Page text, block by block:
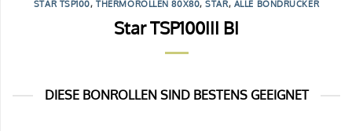
STAR TSP100,THERMOROLLEN 80X80,STAR, ALLE BONDRUCKER
Star TSP100III BI
DIESE BONROLLEN SIND BESTENS GEEIGNET